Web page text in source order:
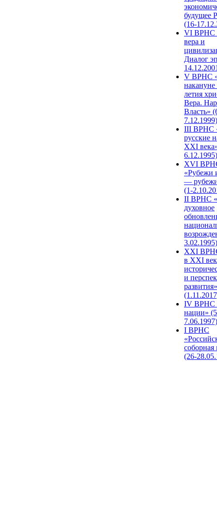
будущее
(16-
VI ВРНС
вера и
Диалог
V ВРНС
накануне
летия
Вера.
Власть»
7.12.1999)
III ВРНС
русские
XXI
6.12.1995)
XVI
«Рубежи
—
(1-
II ВРНС
духовное
3.02.1995)
XХI
в XXI
и
развития»
IV ВРНС
нации»
7.06.1997)
I ВРНС
(26-